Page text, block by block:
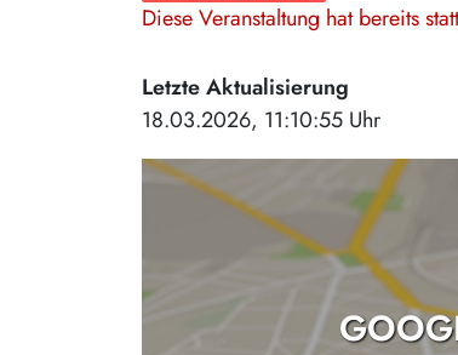
Diese Veranstaltung hat bereits
Letzte Aktualisierung
18.03.2026, 11:10:55 Uhr